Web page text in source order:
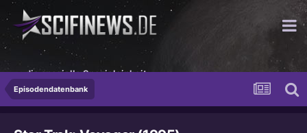
...die spezielle Spezialeinheit
Episodendatenbank